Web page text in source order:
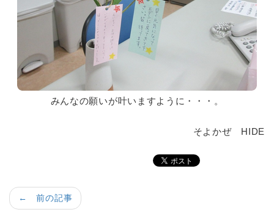
みんなの願いが叶いますように・・・。
そよかぜ HIDE
← 前の記事